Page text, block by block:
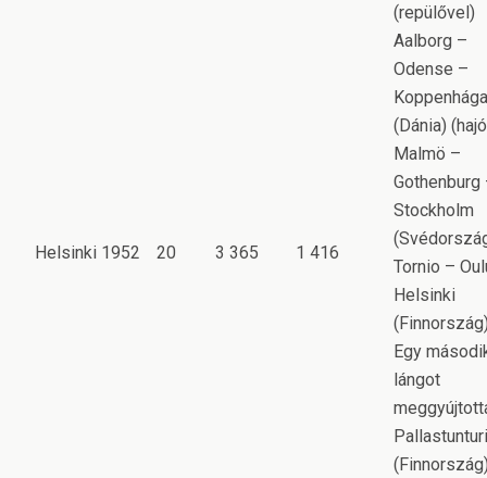
Helsinki 1952 20 3 365 1 416
(repülővel)
Aalborg –
Odense –
Koppenhága
(Dánia)
Malmö –
Gothenburg
Stockholm
Tornio –
Helsinki
Egy
lángot